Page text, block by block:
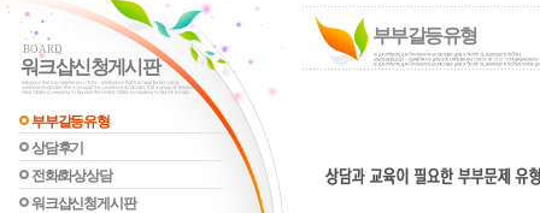
BOARD
워크샵신청게시판
부부갈등유형
상담후기
전화/화상상담
워크샵신청게시판
부부갈등유형